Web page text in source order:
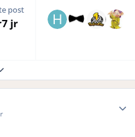
post
7 jr
topic overview